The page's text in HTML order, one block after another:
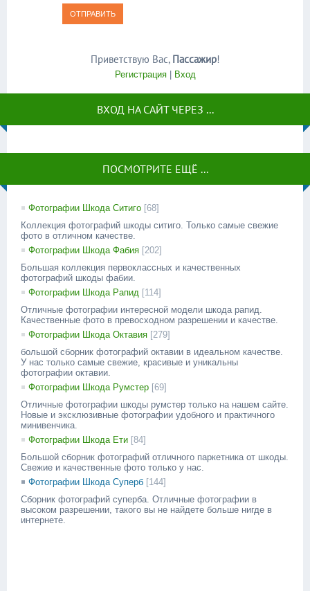
ОТПРАВИТЬ
Приветствую Вас, Пассажир!
Регистрация| Вход
ВХОД НА САЙТ ЧЕРЕЗ ...
ПОСМОТРИТЕ ЕЩЁ ...
Фотографии Шкода Ситиго [68]
Коллекция фотографий шкоды ситиго. Только самые свежие
фото в отличном качестве.
Фотографии Шкода Фабия [202]
Большая коллекция первоклассных и качественных
фотографий шкоды фабии.
Фотографии Шкода Рапид [114]
Отличные фотографии интересной модели шкода рапид.
Качественные фото в превосходном разрешении и качестве.
Фотографии Шкода Октавия [279]
большой сборник фотографий октавии в идеальном качестве.
У нас только самые свежие, красивые и уникальны
фотографии октавии.
Фотографии Шкода Румстер [69]
Отличные фотографии шкоды румстер только на нашем сайте.
Новые и эксклюзивные фотографии удобного и практичного
минивенчика.
Фотографии Шкода Ети [84]
Большой сборник фотографий отличного паркетника от шкоды.
Свежие и качественные фото только у нас.
Фотографии Шкода Суперб [144]
Сборник фотографий суперба. Отличные фотографии в
высоком разрешении, такого вы не найдете больше нигде в
интернете.